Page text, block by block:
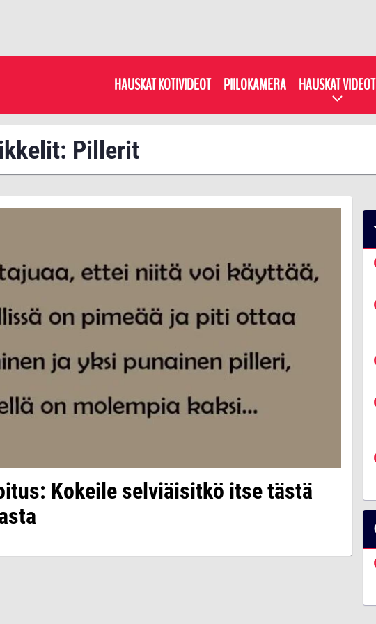
HAUSKAT KOTIVIDEOT PIILOKAMERA HAUSKAT VIDEOT
Pillerit
Kokeile selviäisitkö itse tästä